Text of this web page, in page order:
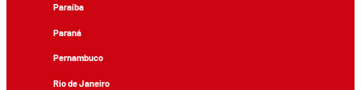
Paraíba
Paraná
Pernambuco
Rio de Janeiro